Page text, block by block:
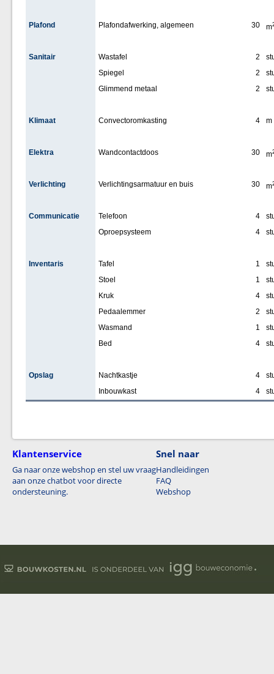
Plafond Plafondafwerking, algemeen 30 m
Sanitair Wastafel 2
Spiegel
2
Glimmend metaal
2
Klimaat Convectoromkasting 4 m
Elektra Wandcontactdoos 30 m
Verlichting Verlichtingsarmatuur en buis 30 m
Communicatie Telefoon 4
Oproepsysteem
4
Inventaris Tafel 1
Stoel
1
Kruk
4
Pedaalemmer
2
Wasmand
1
Bed
4
Opslag Nachtkastje 4
Inbouwkast
4
Klantenservice
Ga naar onze webshop en stel uw vraag
aan onze chatbot voor directe
ondersteuning.
Snel naar
Handleidingen
FAQ
Webshop